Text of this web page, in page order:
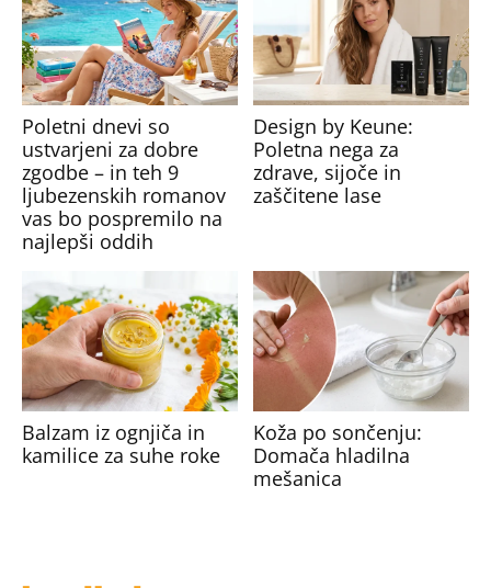
Poletni dnevi so
ustvarjeni za dobre
zgodbe – in teh 9
ljubezenskih romanov
vas bo pospremilo na
najlepši oddih
Design by Keune:
Poletna nega za
zdrave, sijoče in
zaščitene lase
Balzam iz ognjiča in
kamilice za suhe roke
Koža po sončenju:
Domača hladilna
mešanica